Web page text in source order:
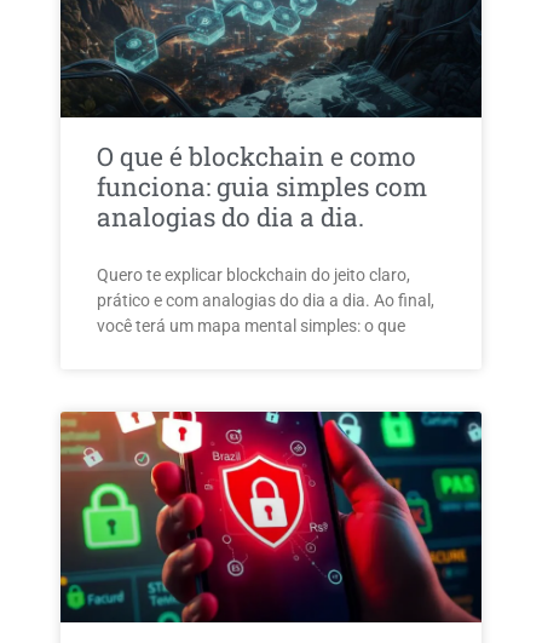
O que é blockchain e como
funciona: guia simples com
analogias do dia a dia.
Quero te explicar blockchain do jeito claro,
prático e com analogias do dia a dia. Ao final,
você terá um mapa mental simples: o que